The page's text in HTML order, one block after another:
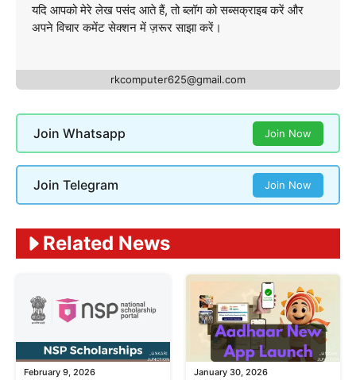
यदि आपको मेरे लेख पसंद आते हैं, तो ब्लॉग को सब्सक्राइब करें और
अपने विचार कमेंट सेक्शन में ज़रूर साझा करें।
rkcomputer625@gmail.com
Join Whatsapp Join Now
Join Telegram Join Now
Related News
February 9, 2026 January 30, 2026